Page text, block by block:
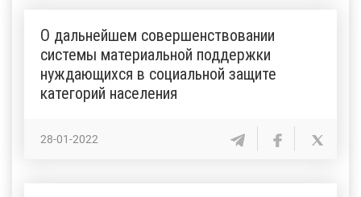
О дальнейшем совершенствовании
системы материальной поддержки
нуждающихся в социальной защите
категорий населения
28-01-2022